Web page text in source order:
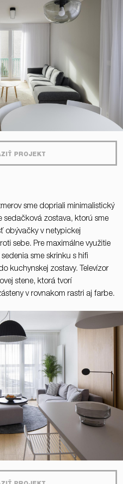
PROJEKT
sme dopriali minimalistický
sedačková zostava, ktorú sme
obývačky v netypickej
sebe. Pre maximálne využitie
sme skrinku s hifi
kuchynskej zostavy. Televízor
stene, ktorá tvorí
v rovnakom rastri aj farbe.